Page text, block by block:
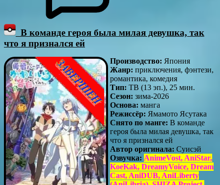
В команде героя была милая девушка, так
что я признался ей
Производство: Япония
Жанр: приключения, фэнтези,
романтика, комедия
Тип: ТВ (13 эп.), 25 мин.
Сезон: зима-2026
Основа: манга
Режиссёр: Ямамото Ясутака
Снято по манге: В команде
героя была милая девушка, так
что я признался ей
Автор оригинала: Суисэй
Озвучка: AnimeVost, AniStar,
KoeKak, DreamyVoice, Dream
Cast, AniDUB, AniLiberty